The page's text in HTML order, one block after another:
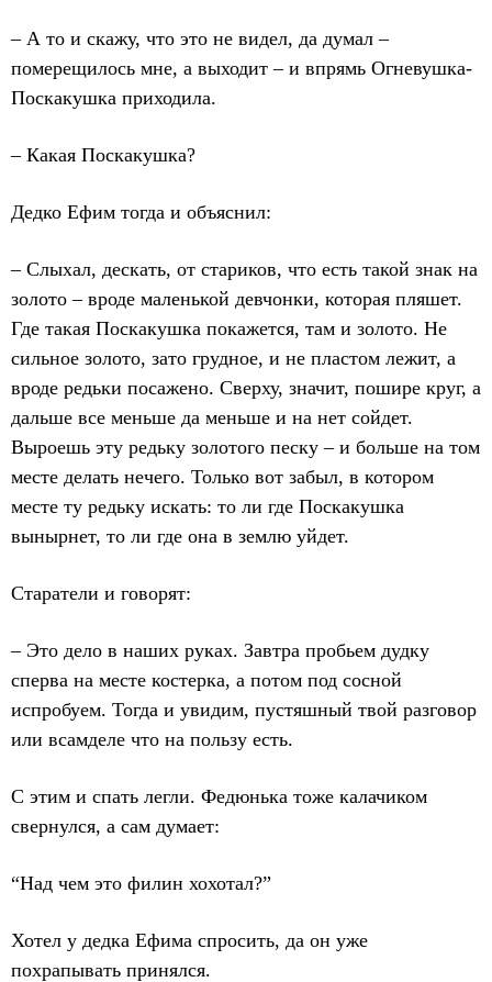
– А то и скажу, что это не видел, да думал –
померещилось мне, а выходит – и впрямь Огневушка-
Поскакушка приходила.
– Какая Поскакушка?
Дедко Ефим тогда и объяснил:
– Слыхал, дескать, от стариков, что есть такой знак на
золото – вроде маленькой девчонки, которая пляшет.
Где такая Поскакушка покажется, там и золото. Не
сильное золото, зато грудное, и не пластом лежит, а
вроде редьки посажено. Сверху, значит, пошире круг, а
дальше все меньше да меньше и на нет сойдет.
Выроешь эту редьку золотого песку – и больше на том
месте делать нечего. Только вот забыл, в котором
месте ту редьку искать: то ли где Поскакушка
вынырнет, то ли где она в землю уйдет.
Старатели и говорят:
– Это дело в наших руках. Завтра пробьем дудку
сперва на месте костерка, а потом под сосной
испробуем. Тогда и увидим, пустяшный твой разговор
или всамделе что на пользу есть.
С этим и спать легли. Федюнька тоже калачиком
свернулся, а сам думает:
“Над чем это филин хохотал?”
Хотел у дедка Ефима спросить, да он уже
похрапывать принялся.